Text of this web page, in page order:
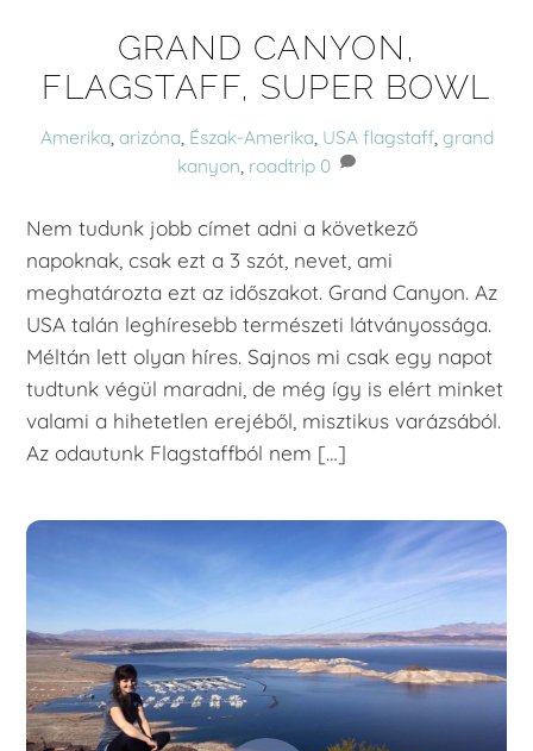
GRAND CANYON,
FLAGSTAFF, SUPER BOWL
Amerika, arizóna, Észak-Amerika, USA flagstaff, grand
kanyon, roadtrip 0
Nem tudunk jobb címet adni a következő
napoknak, csak ezt a 3 szót, nevet, ami
meghatározta ezt az időszakot. Grand Canyon. Az
USA talán leghíresebb természeti látványossága.
Méltán lett olyan híres. Sajnos mi csak egy napot
tudtunk végül maradni, de még így is elért minket
valami a hihetetlen erejéből, misztikus varázsából.
Az odautunk Flagstaffból nem […]